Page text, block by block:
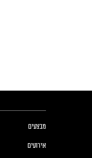
כותרת תחתונה
כותרת תחונה של
מבצעים
אירועים